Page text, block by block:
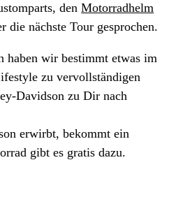
denMotorradhelm
die nächste Tour gesprochen.
haben wir bestimmt etwas im
zu vervollständigen
Davidson zu Dir nach
erwirbt, bekommt ein
gibt es gratis dazu.